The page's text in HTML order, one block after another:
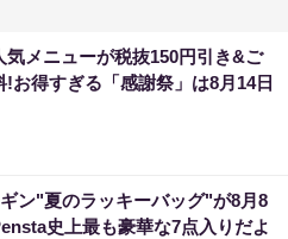
気メニューが税抜150円引き&ご
!お得すぎる「感謝祭」は8月14日
ン"夏のラッキーバッグ"が8月8
史上最も豪華な7点入りだよ